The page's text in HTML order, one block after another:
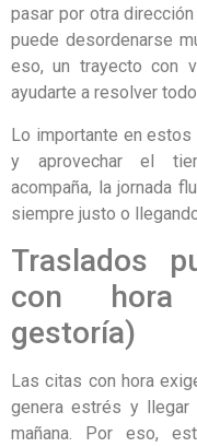
pasar por otra
puede desordenarse
eso, un trayecto con
ayudarte a resolver
Lo importante en
y aprovechar el
acompaña, la jornada
siempre justo o
Traslados
con hora
gestoría)
Las citas con hora
genera estrés y llegar
mañana. Por eso,